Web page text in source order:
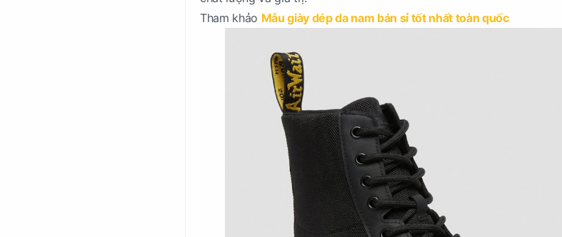
Tham khảo Mẫu giày dép da nam bán sỉ tốt nhất toàn quốc